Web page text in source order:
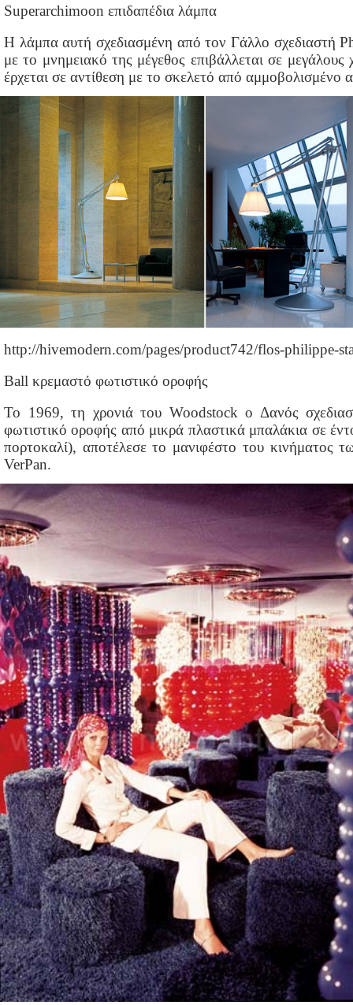
Superarchimoon επιδαπέδια λάμπα
Η λάμπα αυτή σχεδιασμένη από τον Γάλλο σχεδιαστή
με το μνημειακό της μέγεθος επιβάλλεται σε
έρχεται σε αντίθεση με το σκελετό από αμμοβολισμένο
http://hivemodern.com/pages/product742/flos-philippe-
Ball κρεμαστό φωτιστικό οροφής
Το 1969, τη χρονιά του Woodstock ο Δανός
φωτιστικό οροφής από μικρά πλαστικά μπαλάκια σε
πορτοκαλί), αποτέλεσε το μανιφέστο του κινήματος
VerPan.